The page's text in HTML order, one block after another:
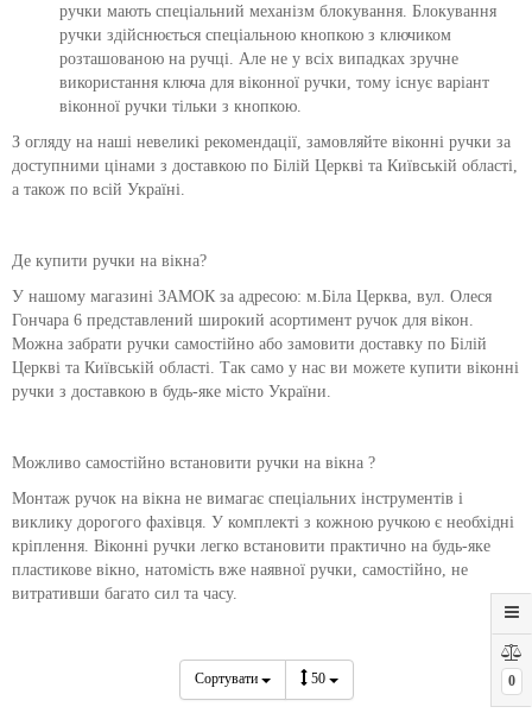
0
ручки мають спеціальний механізм блокування. Блокування
ручки здійснюється спеціальною кнопкою з ключиком
розташованою на ручці. Але не у всіх випадках зручне
використання ключа для віконної ручки, тому існує варіант
віконної ручки тільки з кнопкою.
З огляду на наші невеликі рекомендації, замовляйте віконні ручки за
доступними цінами з доставкою по Білій Церкві та Київській області,
а також по всій Україні.
Де купити ручки на вікна?
У нашому магазині ЗАМОК за адресою: м.Біла Церква, вул. Олеся
Гончара 6 представлений широкий асортимент ручок для вікон.
Можна забрати ручки самостійно або замовити доставку по Білій
Церкві та Київській області. Так само у нас ви можете купити віконні
ручки з доставкою в будь-яке місто України.
Можливо самостійно встановити ручки на вікна ?
Монтаж ручок на вікна не вимагає спеціальних інструментів і
виклику дорогого фахівця. У комплекті з кожною ручкою є необхідні
кріплення. Віконні ручки легко встановити практично на будь-яке
пластикове вікно, натомість вже наявної ручки, самостійно, не
витративши багато сил та часу.
Сортувати 50